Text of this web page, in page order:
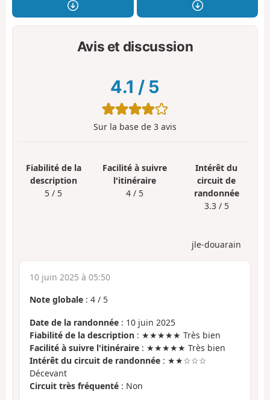
Avis et discussion
4.1 / 5
Sur la base de 3 avis
Fiabilité de la
description
5 / 5
Facilité à suivre
l'itinéraire
4 / 5
Intérêt du
circuit de
randonnée
3.3 / 5
jle-douarain
10 juin 2025 à 05:50
Note globale : 4 / 5
Date de la randonnée : 10 juin 2025
Fiabilité de la description : ★★★★★ Très bien
Facilité à suivre l'itinéraire : ★★★★★ Très bien
Intérêt du circuit de randonnée : ★★☆☆☆
Décevant
Circuit très fréquenté : Non